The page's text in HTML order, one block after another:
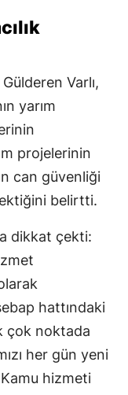
Varlı,
yarım
projelerinin
can güvenliği
belirtti.
dikkat çekti:
hattındaki
çok noktada
her gün yeni
Kamu hizmeti